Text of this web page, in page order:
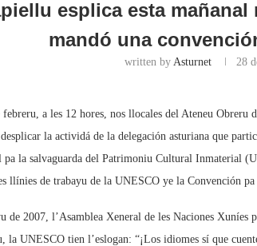
esplica esta
mandó una
written by Asturnet 28
febreru, a les 12 hores, nos llocales del Ateneu
la actividá de la delegación asturiana que
pa la salvaguarda del Patrimoniu Cultural Inmaterial
llínies de trabayu de la UNESCO ye la Convención
de 2007, l’Asamblea Xeneral de les Naciones
la UNESCO tien l’eslogan: “¡Los idiomes sí que